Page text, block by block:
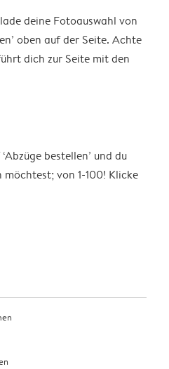
deine Fotoauswahl von
oben auf der Seite. Achte
dich zur Seite mit den
bestellen’ und du
von 1-100! Klicke